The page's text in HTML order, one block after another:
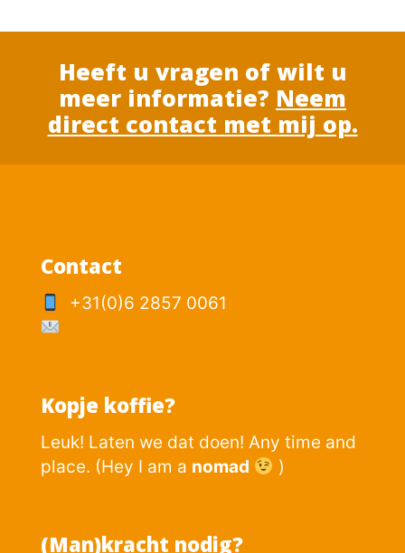
Heeft u vragen of wilt u
meer informatie? Neem
direct contact met mij op.
Contact
+31(0)6 2857 0061
Kopje koffie?
Leuk! Laten we dat doen! Any time and
place. (Hey I am a nomad )
(Man)kracht nodig?